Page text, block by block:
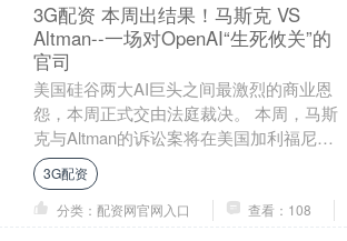
3G配资 本周出结果！马斯克 VS
Altman--一场对OpenAI“生死攸关”的
官司
美国硅谷两大AI巨头之间最激烈的商业恩
怨，本周正式交由法庭裁决。 本周，马斯
克与Altman的诉讼案将在美国加利福尼亚
北区联邦地区法院开审，陪审团遴选定于
周一启....
3G配资
分类：配资网官网入口
查看：108